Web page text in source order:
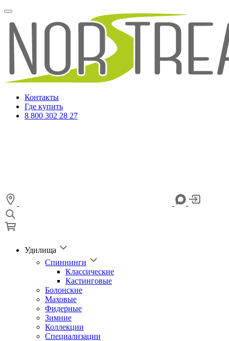
Контакты
Где купить
8 800 302 28 27
Удилища
Спиннинги
Классические
Кастинговые
Болонские
Маховые
Фидерные
Зимние
Коллекции
Специализации